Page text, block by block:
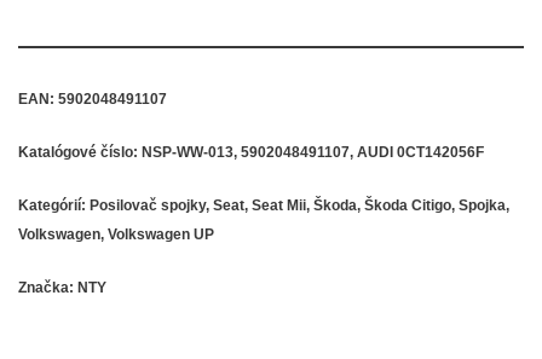
EAN: 5902048491107
Katalógové číslo: NSP-WW-013, 5902048491107, AUDI 0CT142056F
Kategórií: Posilovač spojky, Seat, Seat Mii, Škoda, Škoda Citigo, Spojka,
Volkswagen, Volkswagen UP
Značka: NTY